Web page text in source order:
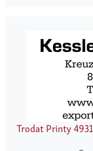
Trodat Printy